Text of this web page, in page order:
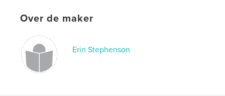
Over de maker
Erin Stephenson